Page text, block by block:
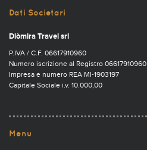
Dati Societari
Diòmira Travel srl
P.IVA / C.F. 06617910960
Numero iscrizione al Registro 06617910960
Impresa e numero REA MI-1903197
Capitale Sociale i.v. 10.000,00
Menu